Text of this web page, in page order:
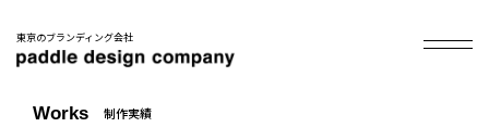
東京のブランディング会社
Works 制作実績